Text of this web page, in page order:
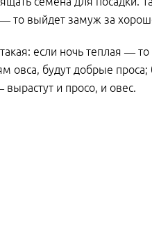
то выйдет замуж за
если ночь теплая —
овса, будут добрые
и просо, и овес.